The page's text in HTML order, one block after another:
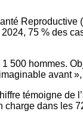
75 % des
500 hommes.
avant
témoigne de
dans les